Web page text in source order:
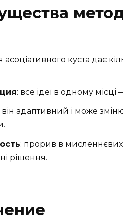
куста дає
: все ідеї в одному
він адаптивний і може
: прорив в мисленнєвих
рішення.